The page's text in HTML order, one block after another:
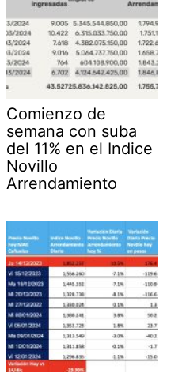
Comienzo de
semana con suba
del 11% en el Indice
Novillo
Arrendamiento